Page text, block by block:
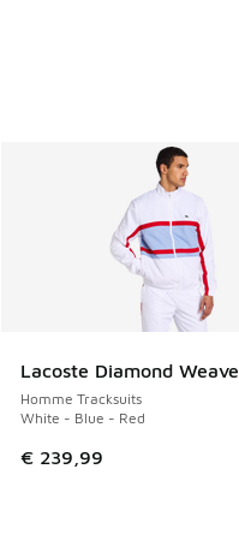
Lacoste Diamond Weave
Homme Tracksuits
White - Blue - Red
€ 239,99